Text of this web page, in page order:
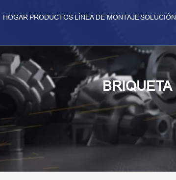
HOGAR PRODUCTOS LÍNEA DE MONTAJESOLUCIÓN
BRIQUETA